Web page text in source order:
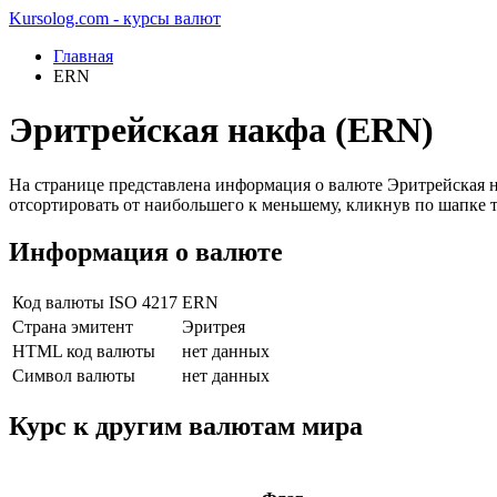
Kursolog.com - курсы валют
Главная
ERN
Эритрейская накфа (ERN)
На странице представлена информация о валюте
отсортировать от наибольшего к меньшему, кликнув по шапке
Информация о валюте
Код валюты ISO 4217 ERN
Страна эмитент
Эритрея
HTML код валюты
нет данных
Символ валюты
нет данных
Курс к другим валютам мира